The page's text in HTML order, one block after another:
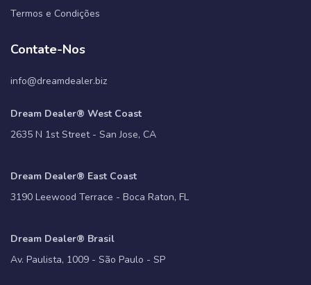
Termos e Condições
Contate-Nos
info@dreamdealer.biz
Dream Dealer® West Coast
2635 N 1st Street - San Jose, CA
Dream Dealer® East Coast
3190 Leewood Terrace - Boca Raton, FL
Dream Dealer® Brasil
Av. Paulista, 1009 - São Paulo - SP